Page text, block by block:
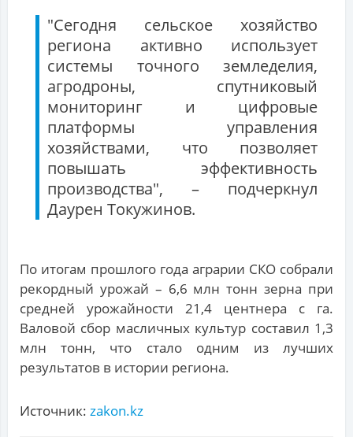
"Сегодня сельское хозяйство
региона активно использует
системы точного земледелия,
агродроны, спутниковый
мониторинг и цифровые
платформы управления
хозяйствами, что позволяет
повышать эффективность
производства", – подчеркнул
Даурен Токужинов.
По итогам прошлого года аграрии СКО собрали
рекордный урожай – 6,6 млн тонн зерна при
средней урожайности 21,4 центнера с га.
Валовой сбор масличных культур составил 1,3
млн тонн, что стало одним из лучших
результатов в истории региона.
Источник: zakon.kz